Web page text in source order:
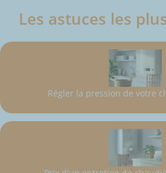
Les astuces les
Régler la pression de votre